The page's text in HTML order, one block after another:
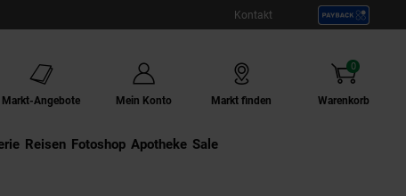
Kontakt
Markt-Angebote Mein Konto Markt finden Warenkorb
0
Artikel
Externer Link:
Reisen Externer Link:
Fotoshop Externer Link:
Apotheke Sale